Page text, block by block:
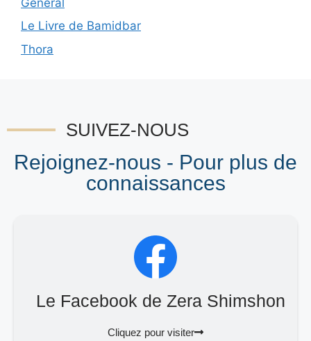
Le Livre de Bamidbar
Thora
SUIVEZ-NOUS
Rejoignez-nous - Pour plus de
connaissances
Le Facebook de Zera Shimshon
Cliquez pour visiter